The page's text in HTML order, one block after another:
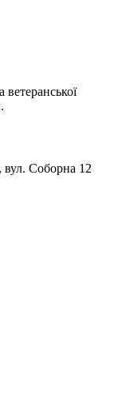
вул. Соборна 12